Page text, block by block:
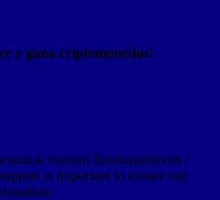
y gana criptomonedas!
nuestro funcionamiento /
is important to ensure our